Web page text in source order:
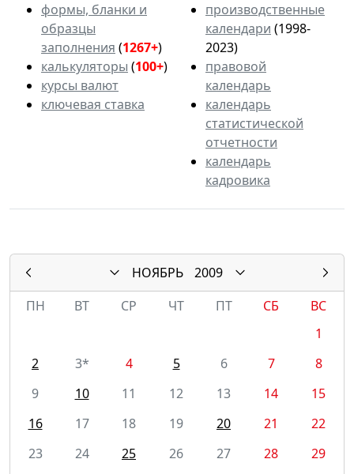
формы, бланки и
образцы
заполнения (1267+)
калькуляторы (100+)
курсы валют
ключевая ставка
производственные
календари (1998-
2023)
правовой
календарь
календарь
статистической
отчетности
календарь
кадровика
НОЯБРЬ
2009
ПН
ВТ СР ЧТ ПТ СБ
ВС
1
2
3* 4 5 6 7
8
9
10 11 12 13 14
15
16
17 18 19 20 21
22
23
24 25 26 27 28
29